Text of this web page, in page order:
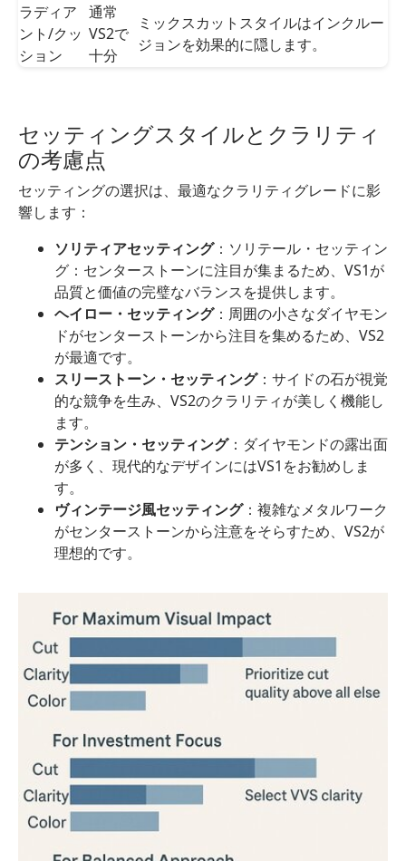
ラディア
ント/クッ
ション
通常
VS2で
十分
ミックスカットスタイルはインクルー
ジョンを効果的に隠します。
セッティングスタイルとクラリティ
の考慮点
セッティングの選択は、最適なクラリティグレードに影
響します：
ソリティアセッティング：ソリテール・セッティン
グ：センターストーンに注目が集まるため、VS1が
品質と価値の完璧なバランスを提供します。
ヘイロー・セッティング：周囲の小さなダイヤモン
ドがセンターストーンから注目を集めるため、VS2
が最適です。
スリーストーン・セッティング：サイドの石が視覚
的な競争を生み、VS2のクラリティが美しく機能し
ます。
テンション・セッティング：ダイヤモンドの露出面
が多く、現代的なデザインにはVS1をお勧めしま
す。
ヴィンテージ風セッティング：複雑なメタルワーク
がセンターストーンから注意をそらすため、VS2が
理想的です。